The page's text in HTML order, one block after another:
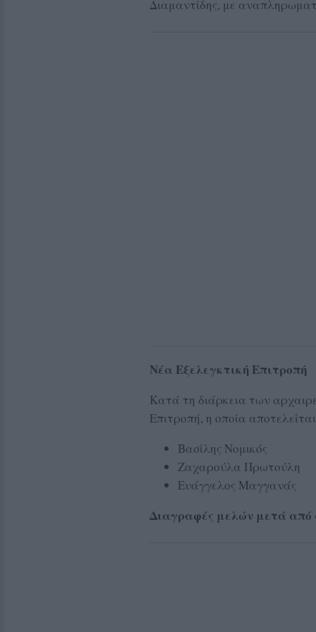
Διαμαντίδης, με
Νέα Εξελεγκτική Επιτροπή
Κατά τη διάρκεια των
Επιτροπή, η οποία
Βασίλης Νομικός
Ζαχαρούλα Πρωτούλη
Ευάγγελος Μαγγανάς
Διαγραφές μελών μετά από